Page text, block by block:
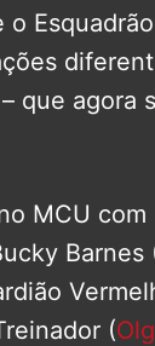
que agora
MCU
Barnes
(